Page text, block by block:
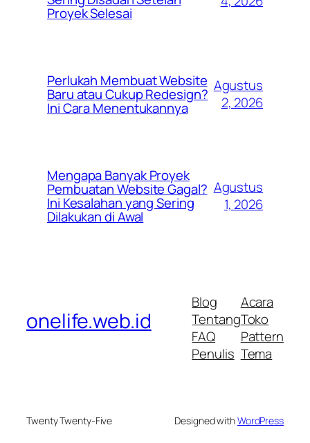
Proyek Selesai
Perlukah Membuat Website
Baru atau Cukup Redesign?
Ini Cara Menentukannya
Agustus
2, 2026
Mengapa Banyak Proyek
Pembuatan Website Gagal?
Ini Kesalahan yang Sering
Dilakukan di Awal
Agustus
1, 2026
onelife.web.id
Blog
Tentang
FAQ
Penulis
Acara
Toko
Pattern
Tema
Twenty Twenty-Five Designed withWordPress